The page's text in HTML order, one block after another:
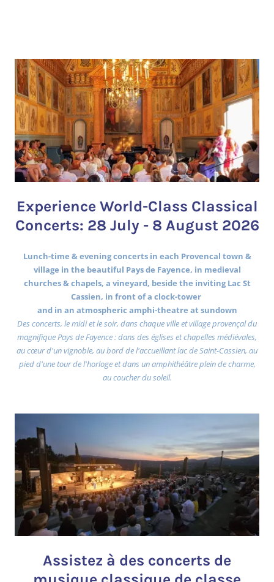
Experience World-Class Classical
Concerts: 28 July - 8 August 2026
Lunch-time & evening concerts in each Provencal town &
village in the beautiful Pays de Fayence, in medieval
churches & chapels, a vineyard, beside the inviting Lac St
Cassien, in front of a clock-tower
and in an atmospheric amphi-theatre at sundown
Des concerts, le midi et le soir, dans chaque ville et village provençal du
magnifique Pays de Fayence : dans des églises et chapelles médiévales,
au cœur d'un vignoble, au bord de l'accueillant lac de Saint-Cassien, au
pied d'une tour de l'horloge et dans un amphithéâtre plein de charme,
au coucher du soleil.
Assistez à des concerts de